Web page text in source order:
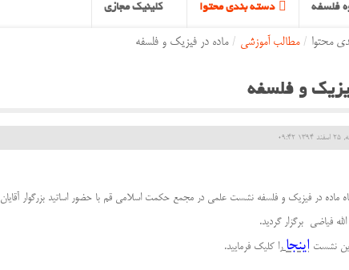
فلسفه دسته بندی محتوا کلینیک مجازی
محتوا / مطالب آموزشی / ماده در فیزیک و فلسفه
و فلسفه
در فیزیک و فلسفه نشست علمی در مجمع حکمت اسلامی قم با حضور اساتید بزرگوار آقایان
فیاضی برگزار گردید.
نشست اینجا را کلیک فرمایید.